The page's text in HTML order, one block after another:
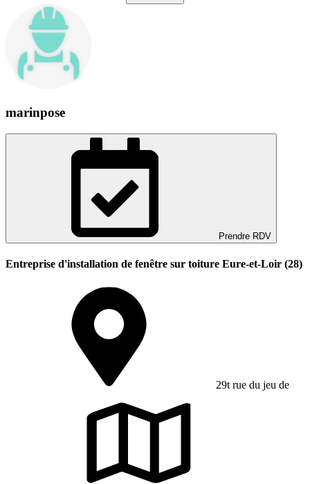
marinpose
Prendre RDV
Entreprise d'installation de fenêtre sur toiture Eure-et-Loir (28)
29t rue du jeu de